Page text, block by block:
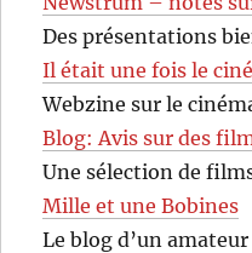
Des présentations
Il était une fois le
Webzine sur le
Blog: Avis sur des
Une sélection de
Mille et une Bobines
Le blog d’un